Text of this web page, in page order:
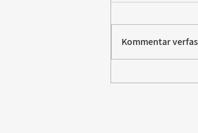
Kommentar